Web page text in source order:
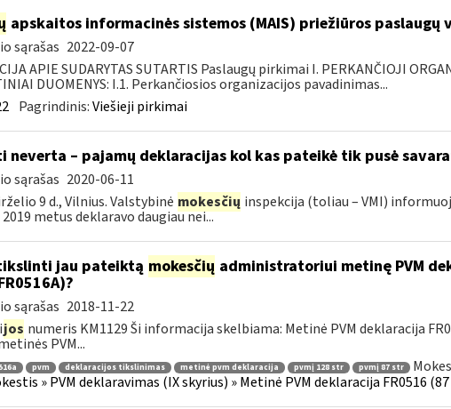
apskaitos informacinės sistemos (MAIS) priežiūros paslaugų
sąrašas 2022-09-07
APIE SUDARYTAS SUTARTIS Paslaugų pirkimai I. PERKANČIOJI
DUOMENYS: I.1. Perkančiosios organizacijos pavadinimas...
Pagrindinis:Viešieji pirkimai
neverta – pajamų deklaracijas kol kas pateikė tik pusė
sąrašas 2020-06-11
9 d., Vilnius. Valstybinė mokesčių inspekcija (toliau – VMI)
metus deklaravo daugiau nei...
jau pateiktą mokesčių administratoriui metinę PVM
sąrašas 2018-11-22
jos numeris KM1129 Ši informacija skelbiama: Metinė PVM deklaracija
PVM...
pvm deklaracijos tikslinimas metinė pvm deklaracija pvmį 128 str pvmį 87 str
» PVM deklaravimas (IX skyrius) » Metinė PVM deklaracija FR0516